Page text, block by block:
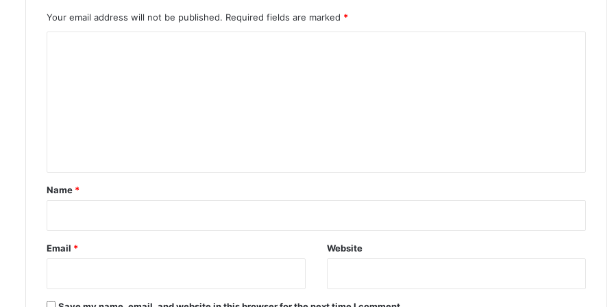
की वफादारी चौंकाने वाली
Infinix Note 60 Pro ने मचाया धमाल 4500
Your email address will not be published. Required fields are marked *
*
Name *
Email * Website